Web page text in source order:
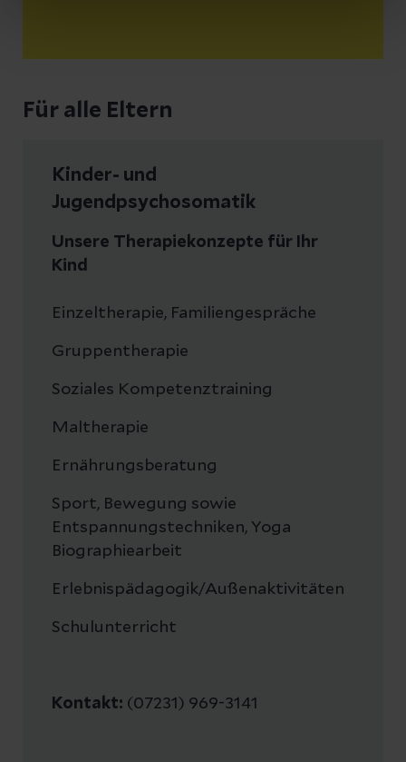
Für alle Eltern
Kinder- und
Jugendpsychosomatik
Unsere Therapiekonzepte für Ihr
Kind
Einzeltherapie, Familiengespräche
Gruppentherapie
Soziales Kompetenztraining
Maltherapie
Ernährungsberatung
Sport, Bewegung sowie
Entspannungstechniken, Yoga
Biographiearbeit
Erlebnispädagogik/Außenaktivitäten
Schulunterricht
Kontakt: (07231) 969-3141